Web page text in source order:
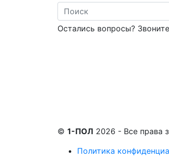
Search
Остались вопросы?
© 1-ПОЛ 2026 - Все права
Политика